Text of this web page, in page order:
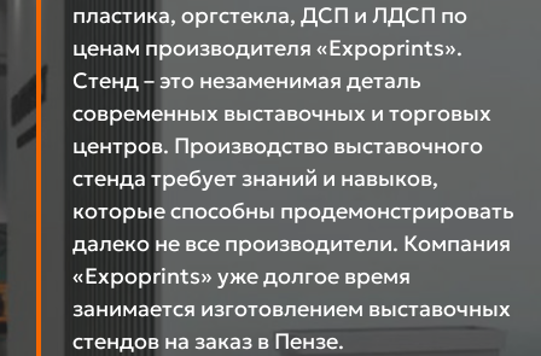
пластика, оргстекла, ДСП и ЛДСП по
ценам производителя «Expoprints».
Стенд – это незаменимая деталь
современных выставочных и торговых
центров. Производство выставочного
стенда требует знаний и навыков,
которые способны продемонстрировать
далеко не все производители. Компания
«Expoprints» уже долгое время
занимается изготовлением выставочных
стендов на заказ в Пензе.